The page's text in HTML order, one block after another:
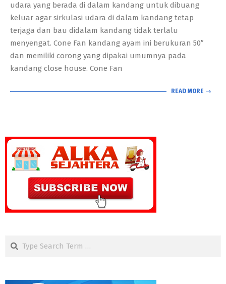
udara yang berada di dalam kandang untuk dibuang
keluar agar sirkulasi udara di dalam kandang tetap
terjaga dan bau didalam kandang tidak terlalu
menyengat. Cone Fan kandang ayam ini berukuran 50″
dan memiliki corong yang dipakai umumnya pada
kandang close house. Cone Fan
READ MORE →
Search